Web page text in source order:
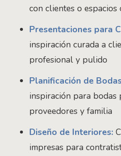
con clientes o espacios
Presentaciones para
inspiración curada a
profesional y pulido
Planificación de
inspiración para
proveedores y familia
Diseño de Interiores:
impresas para